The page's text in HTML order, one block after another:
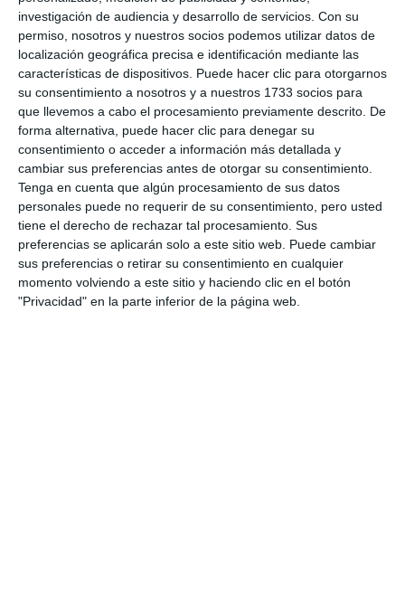
investigación de audiencia y desarrollo de servicios. Con su
permiso, nosotros y nuestros socios podemos utilizar datos de
localización geográfica precisa e identificación mediante las
características de dispositivos. Puede hacer clic para otorgarnos
su consentimiento a nosotros y a nuestros 1733 socios para
que llevemos a cabo el procesamiento previamente descrito. De
forma alternativa, puede hacer clic para denegar su
consentimiento o acceder a información más detallada y
cambiar sus preferencias antes de otorgar su consentimiento.
Tenga en cuenta que algún procesamiento de sus datos
personales puede no requerir de su consentimiento, pero usted
tiene el derecho de rechazar tal procesamiento. Sus
preferencias se aplicarán solo a este sitio web. Puede cambiar
sus preferencias o retirar su consentimiento en cualquier
momento volviendo a este sitio y haciendo clic en el botón
"Privacidad" en la parte inferior de la página web.
Humanos de Idiliq Group), Pedro Hidalgo (director
de Recursos Humanos de Kempinski Hotel), Alba
Soto (técnico de formación y reclutamiento de
Aehcos), Miguel Ferrer (jefe de Estudios de la
Escuela de Hostelería La Cónsula y La Fonda) y
Charo Rodríguez (técnico de la Escuela CIOMijas).
A las 12:15 horas Marcos Peralta (Asociación
TRINDIA) expondrá la ponencia ‘Inteligencia
Artificial y nuevas oportunidades laborales’. La
jornada se clausurará a las 13:30 horas.
Comparte esta noticia desde el siguiente enlace: